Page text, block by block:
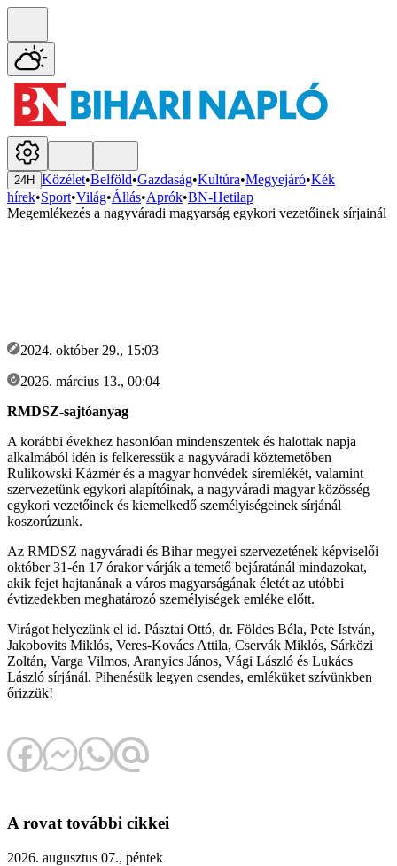
24H Közélet•Belföld•Gazdaság•Kultúra•Megyejáró•Kék
hírek•Sport•Világ•Állás•Aprók•BN-Hetilap
Megemlékezés a nagyváradi magyarság egykori vezetőinek sírjainál
2024. október 29., 15:03
2026. március 13., 00:04
RMDSZ-sajtóanyag
A korábbi évekhez hasonlóan mindenszentek és halottak napja
alkalmából idén is felkeressük a nagyváradi köztemetőben
Rulikowski Kázmér és a magyar honvédek síremlékét, valamint
szervezetünk egykori alapítóinak, a nagyváradi magyar közösség
egykori vezetőinek és kiemelkedő személyiségeinek sírjánál
koszorúzunk.
Az RMDSZ nagyváradi és Bihar megyei szervezetének képviselői
október 31-én 17 órakor várják a temető bejáratánál mindazokat,
akik fejet hajtanának a város magyarságának életét az utóbbi
évtizedekben meghatározó személyiségek emléke előtt.
Virágot helyezünk el id. Pásztai Ottó, dr. Földes Béla, Pete István,
Jakobovits Miklós, Veres-Kovács Attila, Cservák Miklós, Sárközi
Zoltán, Varga Vilmos, Aranyics János, Vági László és Lukács
László sírjánál. Pihenésük legyen csendes, emléküket szívünkben
őrizzük!
A rovat további cikkei
2026. augusztus 07., péntek